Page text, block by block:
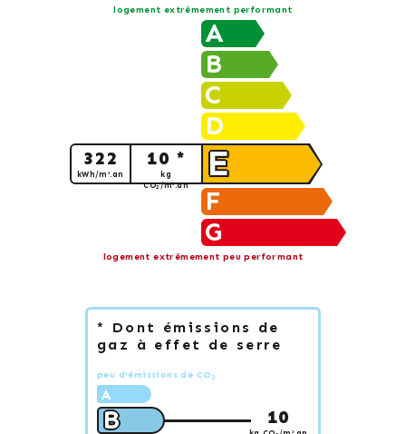
logement extrêmement performant
A
B
C
D
E
322
kWh/m².an
10 *
kg
CO2/m².an
F
G
logement extrêmement peu performant
* Dont émissions de
gaz à effet de serre
peu d'émissions de CO 2
A
B 10